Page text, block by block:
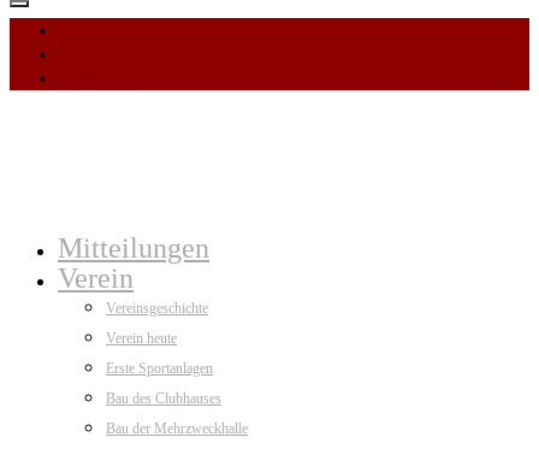
Mitteilungen
Verein
Vereinsgeschichte
Verein heute
Erste Sportanlagen
Bau des Clubhauses
Bau der Mehrzweckhalle